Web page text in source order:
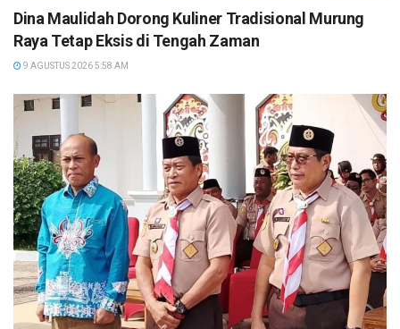
Dina Maulidah Dorong Kuliner Tradisional Murung
Raya Tetap Eksis di Tengah Zaman
9 AGUSTUS 2026 5:58 AM